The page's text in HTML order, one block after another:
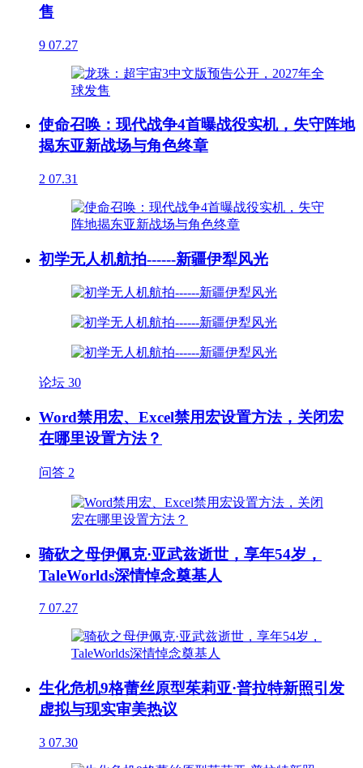
售
9 07.27
使命召唤：现代战争4首曝战役实机，失守阵地
揭东亚新战场与角色终章
2 07.31
初学无人机航拍------新疆伊犁风光
论坛 30
Word禁用宏、Excel禁用宏设置方法，关闭宏
在哪里设置方法？
问答 2
骑砍之母伊佩克·亚武兹逝世，享年54岁，
TaleWorlds深情悼念奠基人
7 07.27
生化危机9格蕾丝原型茱莉亚·普拉特新照引发
虚拟与现实审美热议
3 07.30